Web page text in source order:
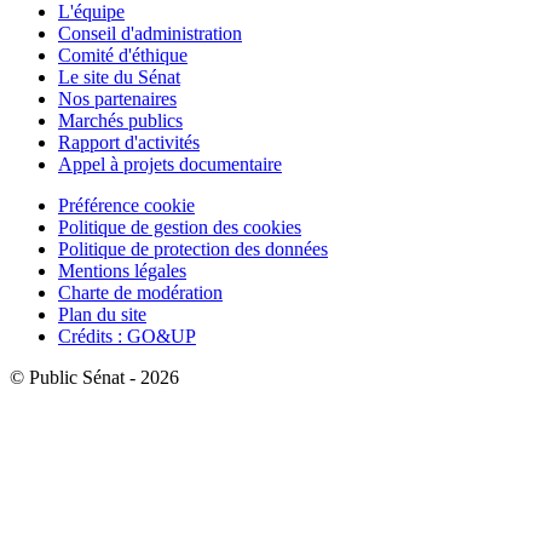
L'équipe
Conseil d'administration
Comité d'éthique
Le site du Sénat
Nos partenaires
Marchés publics
Rapport d'activités
Appel à projets documentaire
Préférence cookie
Politique de gestion des cookies
Politique de protection des données
Mentions légales
Charte de modération
Plan du site
Crédits : GO&UP
© Public Sénat - 2026